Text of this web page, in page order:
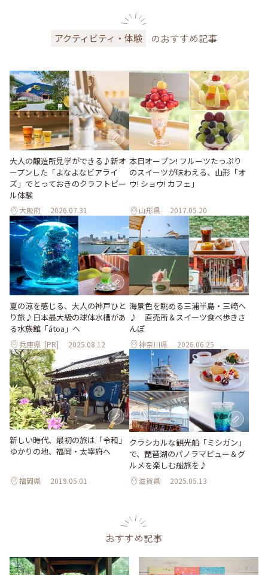
アクティビティ・体験 のおすすめ記事
大人の醸造所見学ができる♪新オ
ープンした「よなよなビアライ
ズ」でとっておきのクラフトビー
ル体験
大阪府 2026.07.31
本日オープン! フルーツたっぷり
のスイーツが味わえる、山形「オ
ウ! ショウ! カフェ」
山形県 2017.05.20
夏の涼を感じる、大人の神戸ひと
り旅♪日本最大級の球体水槽があ
る水族館「átoa」へ
兵庫県 [PR] 2025.08.12
海景色を眺める三浦半島・三崎へ
♪ 直売所＆スイーツ食べ歩きさ
んぽ
神奈川県 2026.06.25
新しい時代、最初の旅は「令和」
ゆかりの地、福岡・太宰府へ
福岡県 2019.05.01
クラシカルな観光船「ミシガン」
で、琵琶湖のパノラマビュー＆グ
ルメを楽しむ船旅を♪
滋賀県 2025.05.13
おすすめ記事